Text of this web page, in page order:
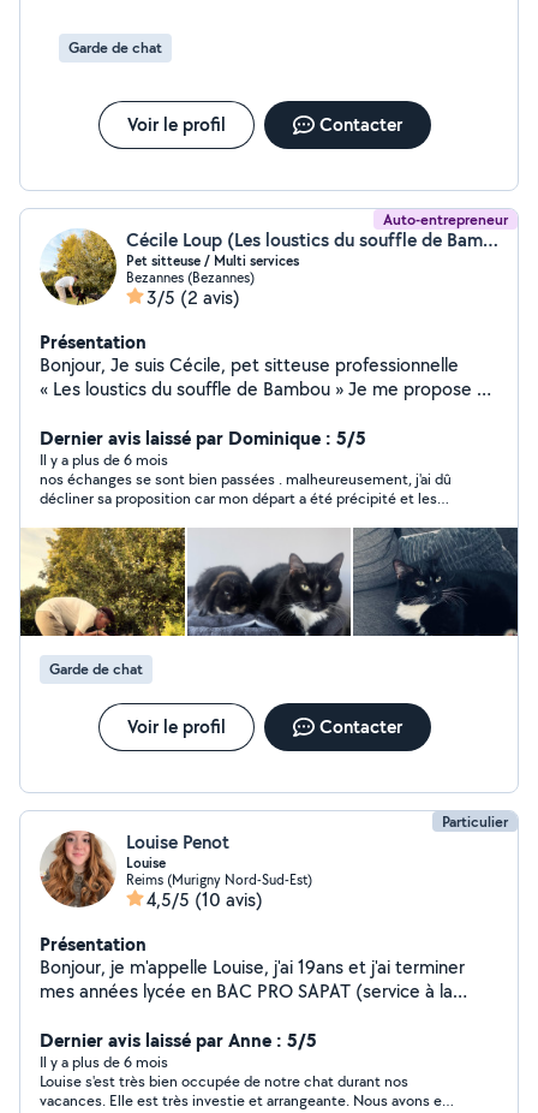
Garde de chat
Voir le profil Contacter
Auto-entrepreneur
Cécile Loup (Les loustics du souffle de Bambou)
Pet sitteuse / Multi services
Bezannes (Bezannes)
3/5 (2 avis)
Présentation
Bonjour, Je suis Cécile, pet sitteuse professionnelle
« Les loustics du souffle de Bambou » Je me propose de
rongeurs , animaux exotique ) a votre domicile ou
promener vos chiens en votre absence. Je suis titulaire
de l'Acaced. Je propose également de faire de la
conciergerie pour vos airbnb ou service administratif en
tout genre. Aide au rangement , nettoyage logement
encombré Multi tâches et disponible pour vous aider.
Propose également service de garde d'enfants.
Cordialement
Dernier avis laissé par Dominique : 5/5
Il y a plus de 6 mois
nos échanges se sont bien passées . malheureusement, j'ai dû
décliner sa proposition car mon départ a été précipité et les
que je la recontacterai !
Garde de chat
Voir le profil Contacter
Particulier
Louise Penot
Louise
Reims (Murigny Nord-Sud-Est)
4,5/5 (10 avis)
Présentation
Bonjour, je m'appelle Louise, j'ai 19ans et j'ai terminer
mes années lycée en BAC PRO SAPAT (service à la
la petite enfance et la dépendance et je suis
maintenant en c.d.i à la family sphere (garde d'enfants à
domicile) et j'aimerais beaucoup apporter mon aide ici.
Dernier avis laissé par Anne : 5/5
Il y a plus de 6 mois
Louise s'est très bien occupée de notre chat durant nos
vacances. Elle est très investie et arrangeante. Nous avons eu